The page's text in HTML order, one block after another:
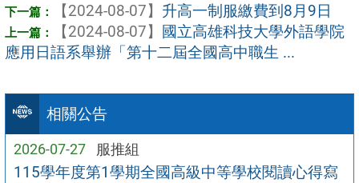
相關公告
2026-07-27 服推組
115學年度第1學期全國高級中等學校閱讀心得寫
【2024-08-07】 升高一制服繳費到8月9日
【2024-08-07】 國立高雄科技大學外語學院
應用日語系舉辦「第十二屆全國高中職生 ...